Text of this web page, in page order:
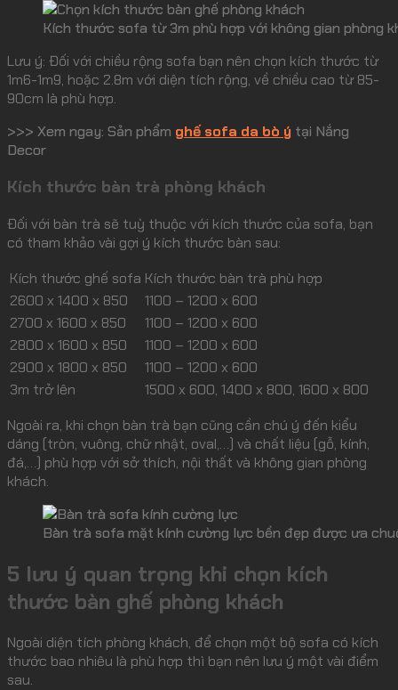
Kích thước sofa từ 3m phù hợp với không gian phòng
Lưu ý: Đối với chiều rộng sofa bạn nên chọn kích thước từ
1m6-1m9, hoặc 2.8m với diện tích rộng, về chiều cao từ 85-
90cm là phù hợp.
>>> Xem ngay: Sản phẩm ghế sofa da bò ý tại Nắng
Decor
Kích thước bàn trà phòng khách
Đối với bàn trà sẽ tuỳ thuộc với kích thước của sofa, bạn
có tham khảo vài gợi ý kích thước bàn sau:
Kích thước ghế sofa Kích thước bàn trà phù hợp
2600 x 1400 x 850
1100 – 1200 x 600
2700 x 1600 x 850
1100 – 1200 x 600
2800 x 1600 x 850
1100 – 1200 x 600
2900 x 1800 x 850
1100 – 1200 x 600
3m trở lên
1500 x 600, 1400 x 800, 1600 x 800
Ngoài ra, khi chọn bàn trà bạn cũng cần chú ý đến kiểu
dáng (tròn, vuông, chữ nhật, oval,…) và chất liệu (gỗ, kính,
đá,…) phù hợp với sở thích, nội thất và không gian phòng
khách.
Bàn trà sofa mặt kính cường lực bền đẹp được ưa
5 lưu ý quan trọng khi chọn kích
thước bàn ghế phòng khách
Ngoài diện tích phòng khách, để chọn một bộ sofa có kích
thước bao nhiêu là phù hợp thì bạn nên lưu ý một vài điểm
sau.